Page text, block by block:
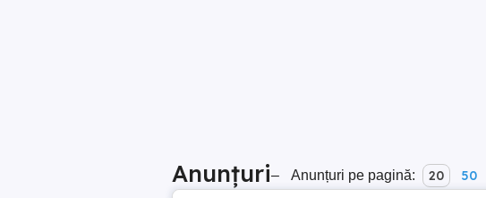
Anunțuri– Anunțuri pe pagină: 20 50